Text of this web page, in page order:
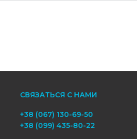
СВЯЗАТЬСЯ С НАМИ
+38 (067) 130-69-50
+38 (099) 435-80-22